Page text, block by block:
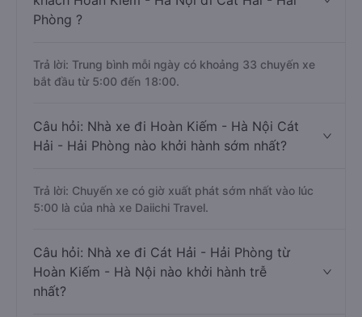
Phòng ?
Trả lời: Trung bình mỗi ngày có khoảng 33 chuyến xe
bắt đầu từ 5:00 đến 18:00.
Câu hỏi: Nhà xe đi Hoàn Kiếm - Hà Nội Cát
Hải - Hải Phòng nào khởi hành sớm nhất?
Trả lời: Chuyến xe có giờ xuất phát sớm nhất vào lúc
5:00 là của nhà xe Daiichi Travel.
Câu hỏi: Nhà xe đi Cát Hải - Hải Phòng từ
Hoàn Kiếm - Hà Nội nào khởi hành trễ
nhất?